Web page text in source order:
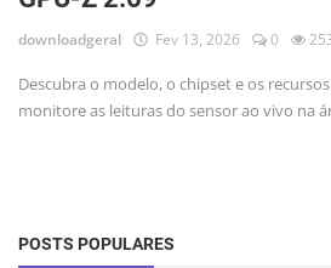
downloadgeral Fev 13, 2026 0
Descubra o modelo, o chipset e os
monitore as leituras do sensor ao vivo na
POSTS POPULARES